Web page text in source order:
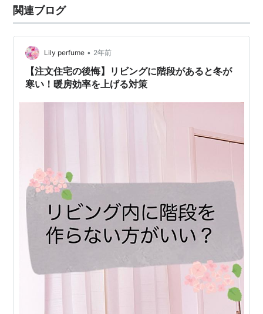
関連ブログ
Lily perfume • 2年前
【注文住宅の後悔】リビングに階段があると冬が
寒い！暖房効率を上げる対策